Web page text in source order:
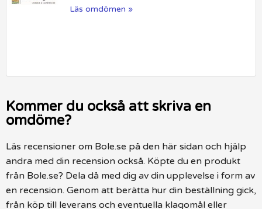
Läs omdömen »
Kommer du också att skriva en
omdöme?
Läs recensioner om Bole.se på den här sidan och hjälp
andra med din recension också. Köpte du en produkt
från Bole.se? Dela då med dig av din upplevelse i form av
en recension. Genom att berätta hur din beställning gick,
från köp till leverans och eventuella klagomål eller